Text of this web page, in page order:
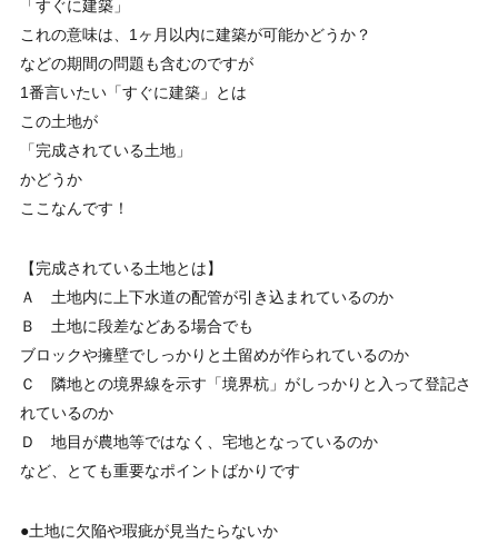
「すぐに建築」
これの意味は、1ヶ月以内に建築が可能かどうか？
などの期間の問題も含むのですが
1番言いたい「すぐに建築」とは
この土地が
「完成されている土地」
かどうか
ここなんです！
【完成されている土地とは】
Ａ 土地内に上下水道の配管が引き込まれているのか
Ｂ 土地に段差などある場合でも
ブロックや擁壁でしっかりと土留めが作られているのか
Ｃ 隣地との境界線を示す「境界杭」がしっかりと入って登記さ
れているのか
Ｄ 地目が農地等ではなく、宅地となっているのか
など、とても重要なポイントばかりです
●土地に欠陥や瑕疵が見当たらないか